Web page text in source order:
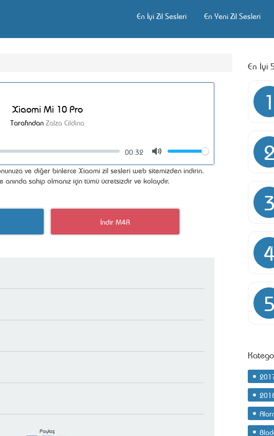
En İyi Zil Sesleri En Yeni Zil Sesleri
Xiaomi Mi 10 Pro
Tarafından Zalza Cildina
00:32
Volume
ve diğer binlerce Xiaomi zil sesleri web sitemizden indirin.
sahip olmanız için tümü ücretsizdir ve kolaydır.
İndir M4R
Paylaş
En İyi
1
2
3
4
5